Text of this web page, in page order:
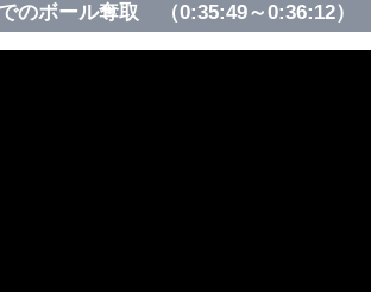
のボール奪取 （0:35:49～0:36:12）